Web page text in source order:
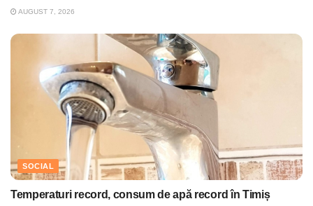
AUGUST 7, 2026
SOCIAL
Temperaturi record, consum de apă record în Timiș